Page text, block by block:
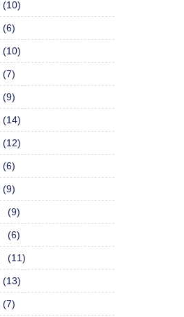
(10)
(6)
(10)
(7)
(9)
(14)
(12)
(6)
(9)
(9)
(6)
(11)
(13)
(7)